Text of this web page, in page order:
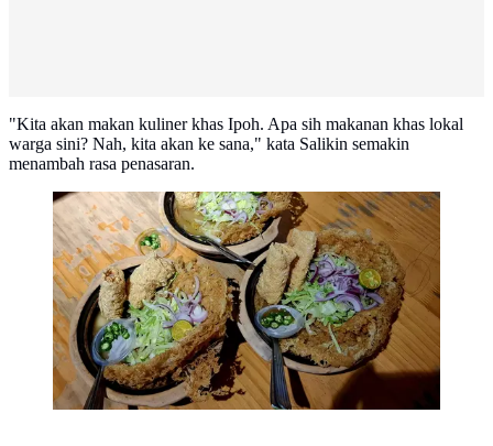
"Kita akan makan kuliner khas Ipoh. Apa sih makanan khas lokal
warga sini? Nah, kita akan ke sana," kata Salikin semakin
menambah rasa penasaran.
Laksa khas Ipoh Malaysia